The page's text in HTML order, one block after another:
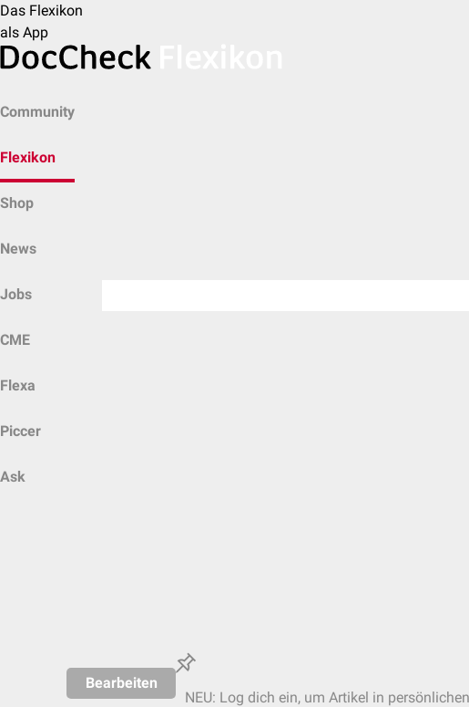
Das Flexikon
als App
Community
Flexikon
Shop
News
Jobs
CME
Flexa
Piccer
Ask
Bearbeiten
NEU: Log dich ein, um Artikel in